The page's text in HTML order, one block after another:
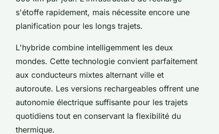
s'étoffe rapidement, mais nécessite encore une
planification pour les longs trajets.
L'hybride combine intelligemment les deux
mondes. Cette technologie convient parfaitement
aux conducteurs mixtes alternant ville et
autoroute. Les versions rechargeables offrent une
autonomie électrique suffisante pour les trajets
quotidiens tout en conservant la flexibilité du
thermique.